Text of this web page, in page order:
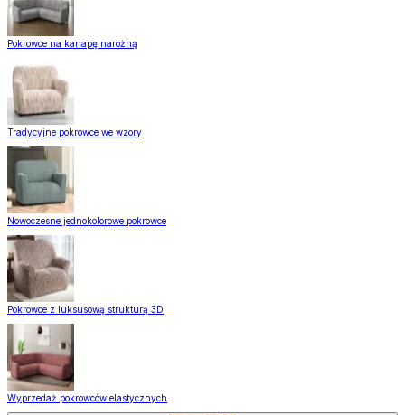
Pokrowce na kanapę narożną
Tradycyjne pokrowce we wzory
Nowoczesne jednokolorowe pokrowce
Pokrowce z luksusową strukturą 3D
Wyprzedaż pokrowców elastycznych